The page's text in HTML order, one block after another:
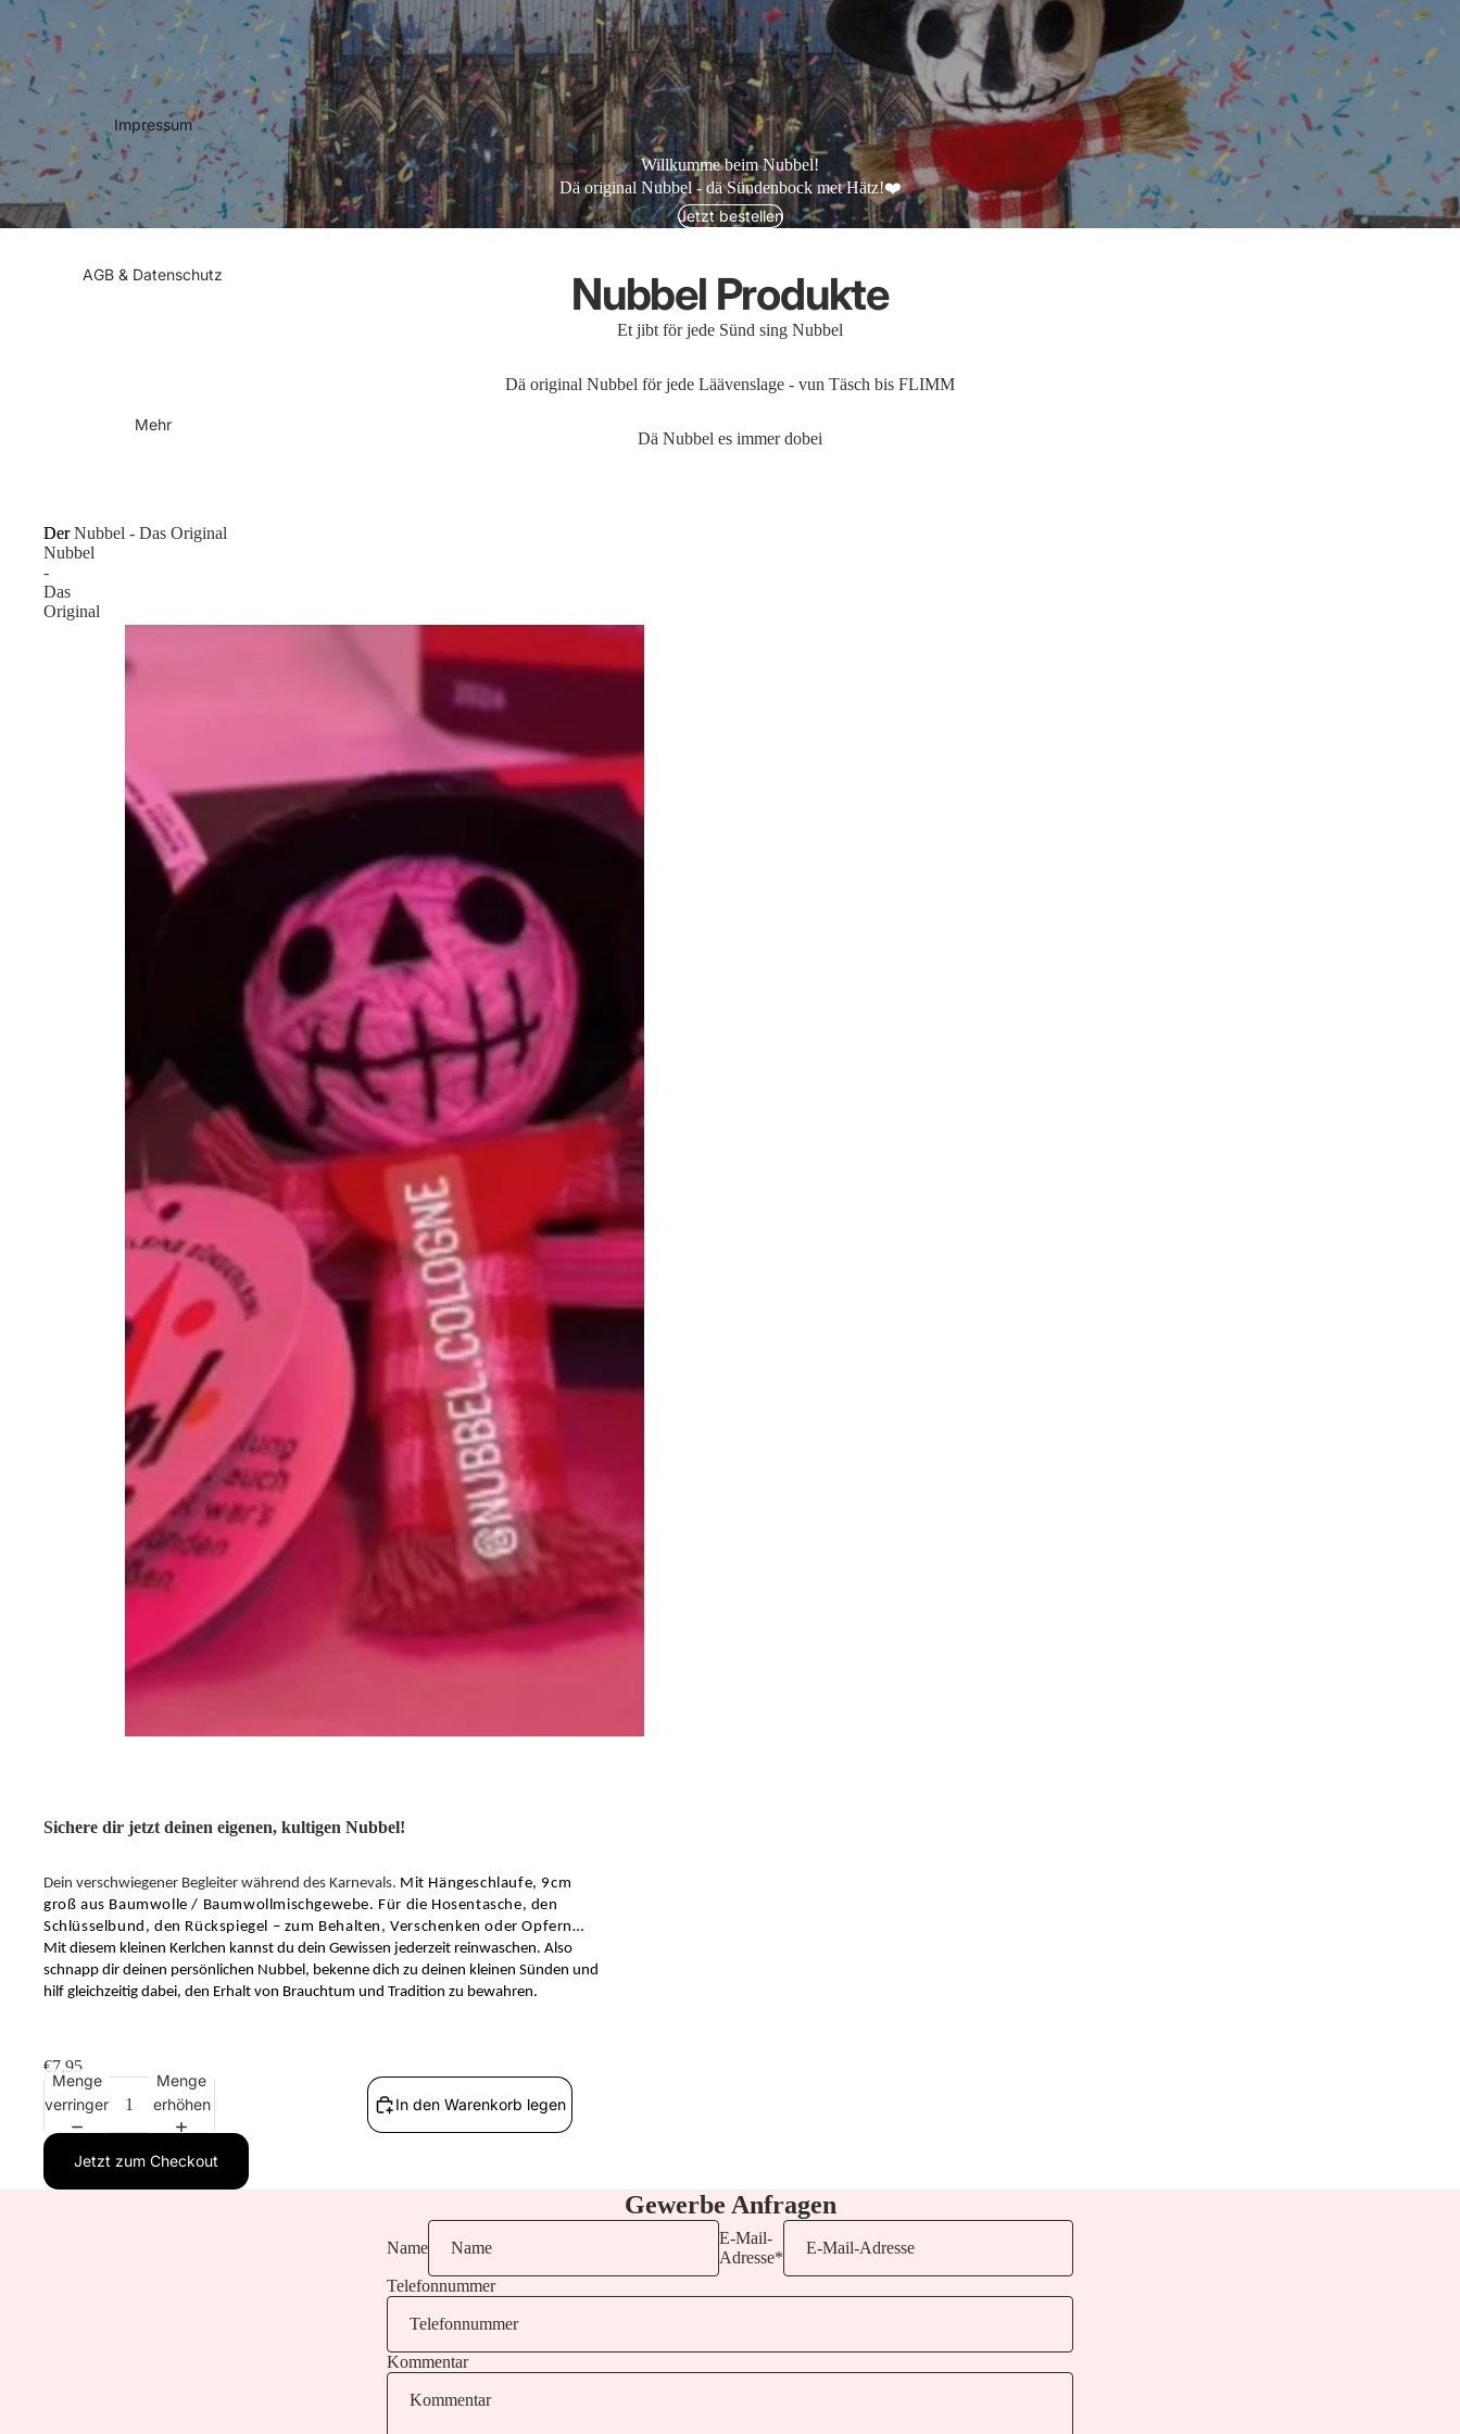
Impressum
AGB & Datenschutz
Mehr
Willkumme beim Nubbel!
Dä original Nubbel - dä Sündenbock met Hätz!❤️
Jetzt bestellen
Nubbel Produkte
Et jibt för jede Sünd sing Nubbel
Dä original Nubbel för jede Läävenslage - vun Täsch bis FLIMM
Dä Nubbel es immer dobei
Der
Nubbel
-
Das
Original
Der Nubbel - Das Original
Sichere dir jetzt deinen eigenen, kultigen Nubbel!
Dein verschwiegener Begleiter während des Karnevals. Mit Hängeschlaufe, 9cm
groß aus Baumwolle / Baumwollmischgewebe. Für die Hosentasche, den
Schlüsselbund, den Rückspiegel – zum Behalten, Verschenken oder Opfern…
Mit diesem kleinen Kerlchen kannst du dein Gewissen jederzeit reinwaschen. Also
schnapp dir deinen persönlichen Nubbel, bekenne dich zu deinen kleinen Sünden und
hilf gleichzeitig dabei, den Erhalt von Brauchtum und Tradition zu bewahren.
€7,95
Menge
verringern
Menge
erhöhen
In den Warenkorb legen
Jetzt zum Checkout
Gewerbe Anfragen
Name
E-Mail-
Adresse*
Telefonnummer
Kommentar